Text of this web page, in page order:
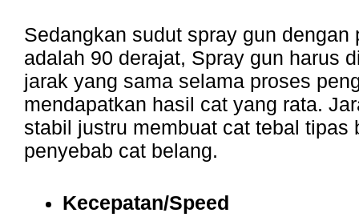
Sedangkan sudut spray gun dengan
adalah 90 derajat, Spray gun harus
jarak yang sama selama proses
mendapatkan hasil cat yang rata.
stabil justru membuat cat tebal tipas
penyebab cat belang.
Kecepatan/Speed